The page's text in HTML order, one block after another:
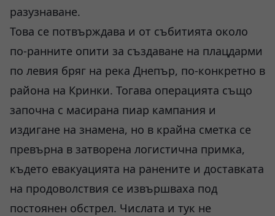
разузнаване.
Това се потвърждава и от събитията около
по-ранните опити за създаване на плацдарми
по левия бряг на река Днепър, по-конкретно в
района на Кринки. Тогава операцията също
започна с масирана пиар кампания и
издигане на знамена, но в крайна сметка се
превърна в затворена логистична примка,
където евакуацията на ранените и доставката
на продоволствия се извършваха под
постоянен обстрел. Числата и тук не